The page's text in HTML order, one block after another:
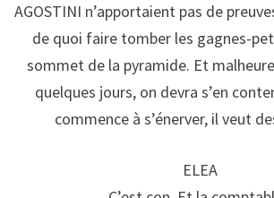
AGOSTINI n’apportaient pas de
de quoi faire tomber les gagnes-
sommet de la pyramide. Et
quelques jours, on devra s’en
commence à s’énerver, il veut
ELEA